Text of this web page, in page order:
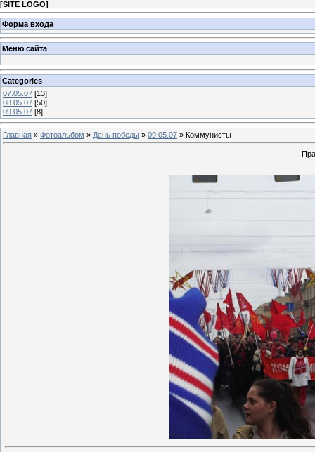
[SITE LOGO]
Форма входа
Меню сайта
Categories
07.05.07 [13]
08.05.07 [50]
09.05.07 [8]
Главная » Фотоальбом » День победы » 09.05.07 » Коммунисты